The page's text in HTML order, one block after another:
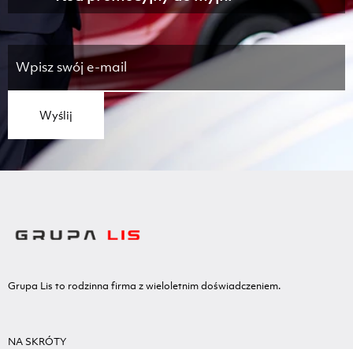
Wyślij
Grupa Lis to rodzinna firma z wieloletnim doświadczeniem.
NA SKRÓTY